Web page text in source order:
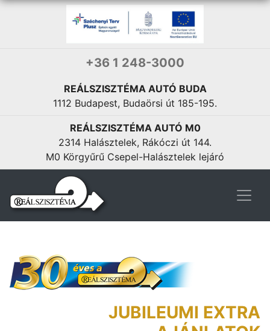
+36 1 248-3000
REÁLSZISZTÉMA AUTÓ BUDA
1112 Budapest, Budaörsi út 185-195.
REÁLSZISZTÉMA AUTÓ M0
2314 Halásztelek, Rákóczi út 144.
M0 Körgyűrű Csepel-Halásztelek lejáró
JUBILEUMI EXTRA